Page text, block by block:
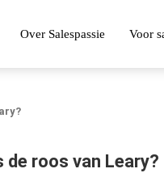
Over Salespassie Voor
de roos van Leary?